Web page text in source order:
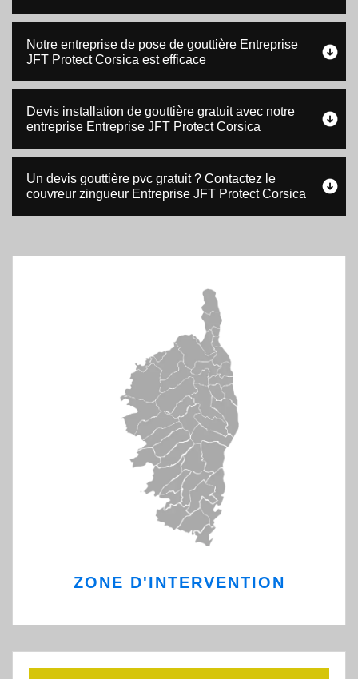
Notre entreprise de pose de gouttière Entreprise
JFT Protect Corsica est efficace
Devis installation de gouttière gratuit avec notre
entreprise Entreprise JFT Protect Corsica
Un devis gouttière pvc gratuit ? Contactez le
couvreur zingueur Entreprise JFT Protect Corsica
ZONE D'INTERVENTION